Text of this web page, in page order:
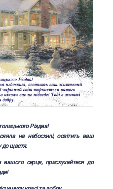
Різдва!
на небосхилі, освітить ваш
до щастя.
вашого серця, прислухайтеся до